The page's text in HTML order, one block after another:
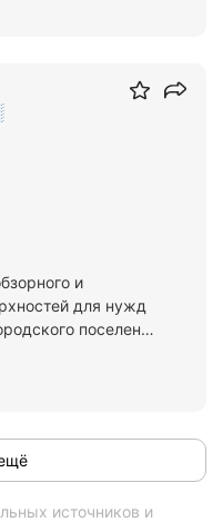
и
для нужд
поселения
источников и